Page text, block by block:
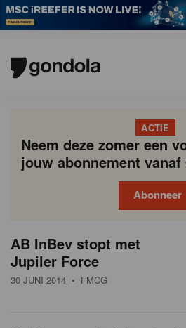
ACTIE
Neem deze zomer een
jouw abonnement vanaf
Abonneer
N
e
AB InBev stopt met
Jupiler Force
30 JUNI 2014 • FMCG
P
a
g
Vorige
Page
Page
Page
Page
Current
page
Page
Page
Page
Page
Volgende
academy
society